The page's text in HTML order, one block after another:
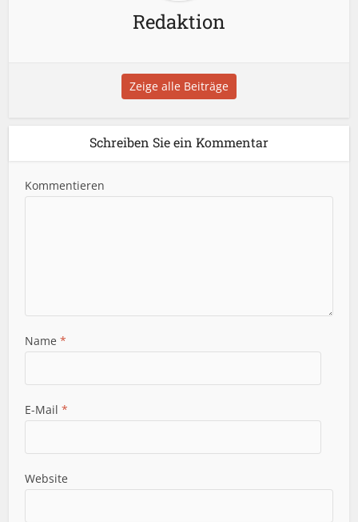
Redaktion
Zeige alle Beiträge
Schreiben Sie ein Kommentar
Kommentieren
Name*
E-Mail*
Website